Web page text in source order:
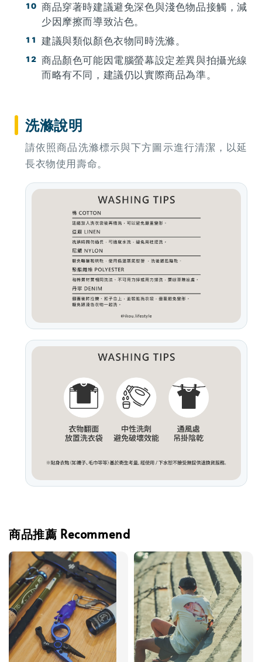
商品穿著時建議避免深色與淺色物品接觸，減
少因摩擦而導致沾色。
建議與類似顏色衣物同時洗滌。
商品顏色可能因電腦螢幕設定差異與拍攝光線
而略有不同，建議仍以實際商品為準。
洗滌說明
請依照商品洗滌標示與下方圖示進行清潔，以延
長衣物使用壽命。
商品推薦 Recommend